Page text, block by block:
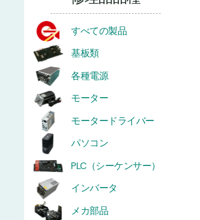
すべての製品
基板類
各種電源
モーター
モータードライバー
パソコン
PLC（シーケンサー）
インバータ
メカ部品